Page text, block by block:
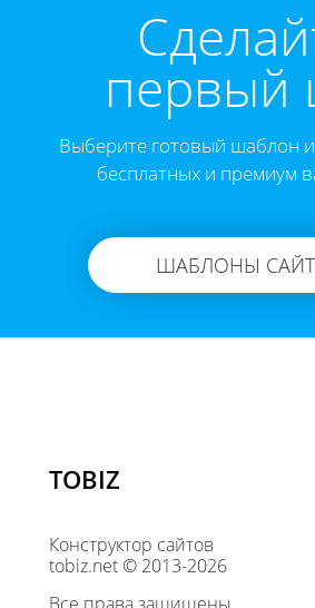
первый
Выберите готовый шаблон
бесплатных и премиум
ШАБЛОНЫ
TOBIZ
Конструктор сайтов
tobiz.net © 2013-2026